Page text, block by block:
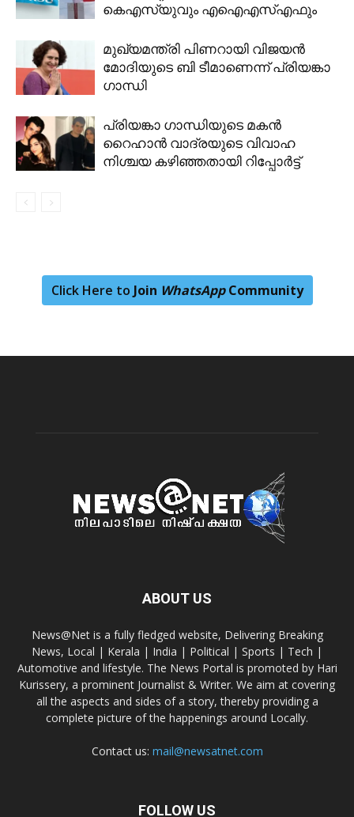
കെഎസ്‌യുവും എഐഎസ്എഫും
മുഖ്യമന്ത്രി പിണറായി വിജയൻ
മോദിയുടെ ബി ടീമാണെന്ന് പ്രിയങ്കാ
ഗാന്ധി
പ്രിയങ്കാ ​ഗാന്ധിയുടെ മകൻ
റൈഹാൻ വാദ്രയുടെ വിവാഹ
നിശ്ചയ കഴിഞ്ഞതായി റിപ്പോർട്ട്
Click Here to Join WhatsAppCommunity
ABOUT US
News@Net is a fully fledged website, Delivering Breaking
News, Local | Kerala | India | Political | Sports | Tech |
Automotive and lifestyle. The News Portal is promoted by Hari
Kurissery, a prominent Journalist & Writer. We aim at covering
all the aspects and sides of a story, thereby providing a
complete picture of the happenings around Locally.
Contact us: mail@newsatnet.com
FOLLOW US